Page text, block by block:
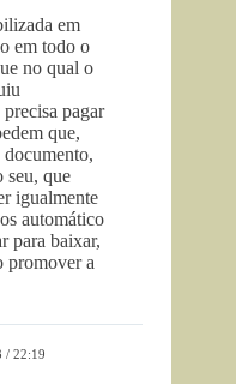
em
em todo o
no qual o
pagar
que,
seu, que
igualmente
automático
para baixar,
promover a
/ 22:19